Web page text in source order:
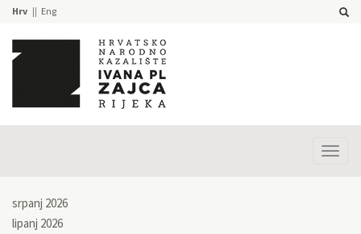
Hrv Eng
srpanj 2026
lipanj 2026